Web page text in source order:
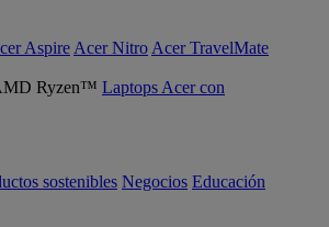
Aspire Acer Nitro Acer TravelMate
Laptops Acer con
sostenibles Negocios Educación